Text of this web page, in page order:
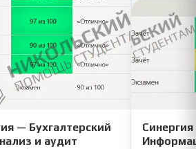
— Бухгалтерский
и аудит